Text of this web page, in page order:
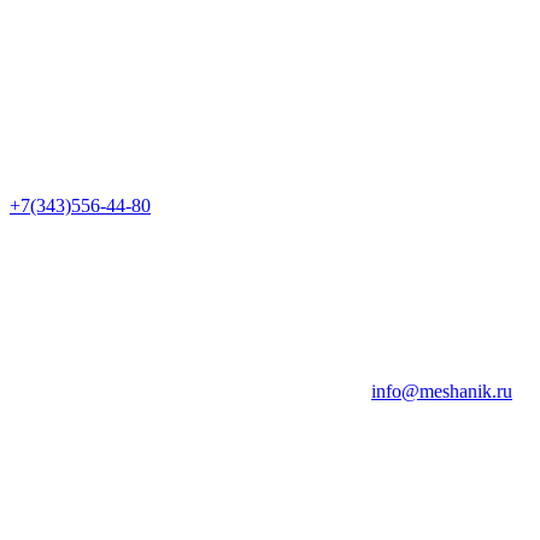
+7(343)556-44-80
info@meshanik.ru